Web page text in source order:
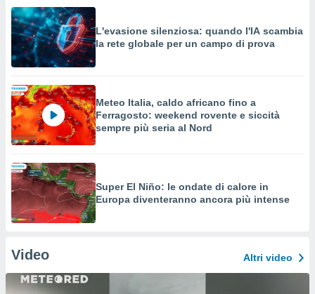
L'evasione silenziosa: quando l'IA scambia
la rete globale per un campo di prova
Meteo Italia, caldo africano fino a
Ferragosto: weekend rovente e siccità
sempre più seria al Nord
Super El Niño: le ondate di calore in
Europa diventeranno ancora più intense
Video Altri video